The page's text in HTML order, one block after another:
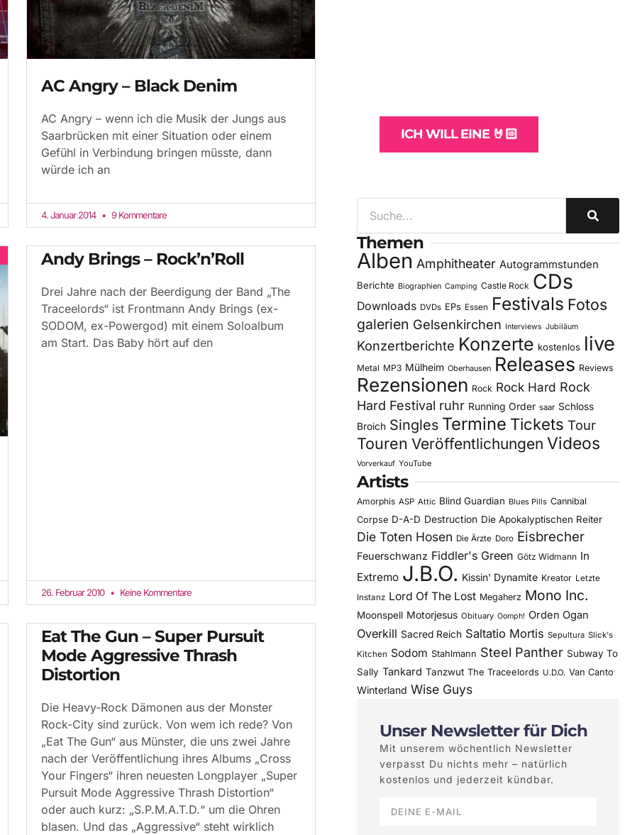
AC Angry – Black Denim
AC Angry – wenn ich die Musik der Jungs aus
Saarbrücken mit einer Situation oder einem
Gefühl in Verbindung bringen müsste, dann
würde ich an
4. Januar 2014 9 Kommentare
Andy Brings – Rock’n’Roll
Drei Jahre nach der Beerdigung der Band „The
Traceelords“ ist Frontmann Andy Brings (ex-
SODOM, ex-Powergod) mit einem Soloalbum
am Start. Das Baby hört auf den
26. Februar 2010 Keine Kommentare
Eat The Gun – Super Pursuit
Mode Aggressive Thrash
Distortion
Die Heavy-Rock Dämonen aus der Monster
Rock-City sind zurück. Von wem ich rede? Von
„Eat The Gun“ aus Münster, die uns zwei Jahre
nach der Veröffentlichung ihres Albums „Cross
Your Fingers“ ihren neuesten Longplayer „Super
Pursuit Mode Aggressive Thrash Distortion“
oder auch kurz: „S.P.M.A.T.D.“ um die Ohren
blasen. Und das „Aggressive“ steht wirklich
ICH WILL EINE 🤘🏻
Themen
Alben Amphitheater Autogrammstunden
Berichte Biographien Camping Castle Rock CDs
Downloads DVDs EPs Essen Festivals Fotos
galerien Gelsenkirchen Interviews Jubiläum
Konzertberichte Konzerte kostenlos live
Metal MP3 Mülheim Oberhausen Releases Reviews
Rezensionen Rock Rock Hard Rock
Hard Festival ruhr Running Order saar Schloss
Broich Singles Termine Tickets Tour
Touren Veröffentlichungen Videos
Vorverkauf YouTube
Artists
Amorphis ASP Attic Blind Guardian Blues Pills Cannibal
Corpse D-A-D Destruction Die Apokalyptischen Reiter
Die Toten Hosen Die Ärzte Doro Eisbrecher
Feuerschwanz Fiddler's Green Götz Widmann In
Extremo J.B.O. Kissin' Dynamite Kreator Letzte
Instanz Lord Of The Lost Megaherz Mono Inc.
Moonspell Motorjesus Obituary Oomph! Orden Ogan
Overkill Sacred Reich Saltatio Mortis Sepultura Slick's
Kitchen Sodom Stahlmann Steel Panther Subway To
Sally Tankard Tanzwut The Traceelords U.D.O. Van Canto
Winterland Wise Guys
Unser Newsletter für Dich
Mit unserem wöchentlich Newsletter
verpasst Du nichts mehr – natürlich
kostenlos und jederzeit kündbar.